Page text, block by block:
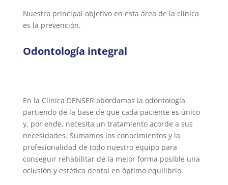
Nuestro principal objetivo en esta área de la clínica
es la prevención.
Odontología integral
En la Clínica DENSER abordamos la odontología
partiendo de la base de que cada paciente es único
y, por ende, necesita un tratamiento acorde a sus
necesidades. Sumamos los conocimientos y la
profesionalidad de todo nuestro equipo para
conseguir rehabilitar de la mejor forma posible una
oclusión y estética dental en óptimo equilibrio.